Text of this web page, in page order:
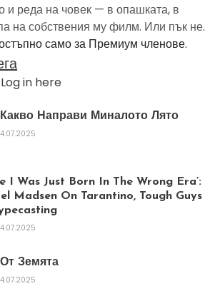
и реда на човек — в опашката, в
на собствения му филм. Или пък не.
само за Премиум членове.
Log in here
Направи Миналото Лято
I Was Just Born In The Wrong Era’:
Madsen On Tarantino, Tough Guys
Земята